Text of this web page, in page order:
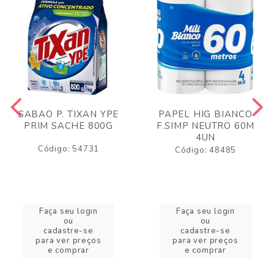
SABAO P. TIXAN YPE
PRIM SACHE 800G
Código: 54731
Faça seu login
ou
cadastre-se
para ver preços
e comprar
PAPEL HIG BIANCO
F.SIMP NEUTRO 60M
4UN
Código: 48485
Faça seu login
ou
cadastre-se
para ver preços
e comprar